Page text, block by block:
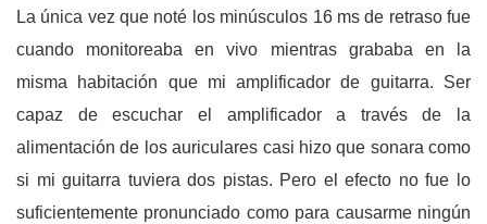
La única vez que noté los minúsculos 16 ms de retraso fue
cuando monitoreaba en vivo mientras grababa en la
misma habitación que mi amplificador de guitarra. Ser
capaz de escuchar el amplificador a través de la
alimentación de los auriculares casi hizo que sonara como
si mi guitarra tuviera dos pistas. Pero el efecto no fue lo
suficientemente pronunciado como para causarme ningún